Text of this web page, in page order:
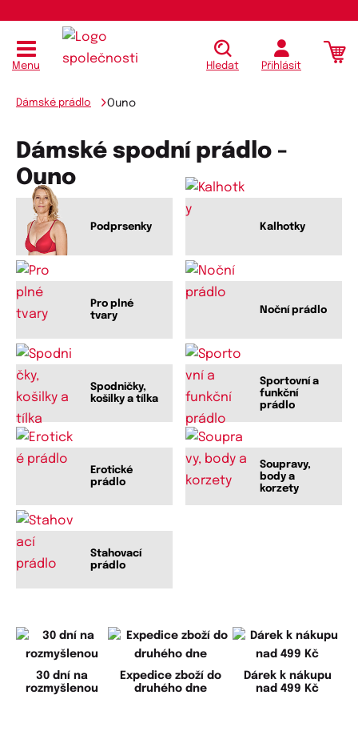
Menu Hledat Přihlásit
Dámské prádlo Ouno
Dámské spodní prádlo -
Ouno
Podprsenky Kalhotky
Pro plné
tvary
Noční prádlo
Spodničky,
košilky a tílka
Sportovní a
funkční
prádlo
Erotické
prádlo
Soupravy,
body a
korzety
Stahovací
prádlo
30 dní na
rozmyšlenou
Expedice zboží do
druhého dne
Dárek k nákupu
nad 499 Kč